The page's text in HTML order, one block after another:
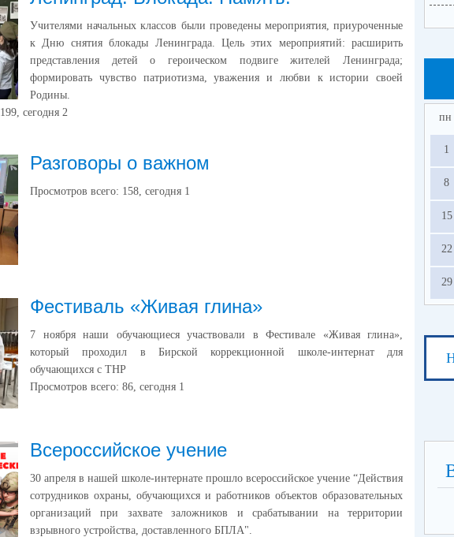
Учителями начальных классов были проведены мероприятия, приуроченные
к Дню снятия блокады Ленинграда. Цель этих мероприятий: расширить
представления детей о героическом подвиге жителей Ленинграда;
формировать чувство патриотизма, уважения и любви к истории своей
Родины.
199, сегодня 2
Разговоры о важном
Просмотров всего: 158, сегодня 1
Фестиваль «Живая глина»
7 ноября наши обучающиеся участвовали в Фестивале «Живая глина»,
который проходил в Бирской коррекционной школе-интернат для
обучающихся с ТНР
Просмотров всего: 86, сегодня 1
Всероссийское учение
30 апреля в нашей школе-интернате прошло всероссийское учение “Действия
сотрудников охраны, обучающихся и работников объектов образовательных
организаций при захвате заложников и срабатывании на территории
взрывного устройства, доставленного БПЛА".
и
В
5
пн
1
8
15
22
29